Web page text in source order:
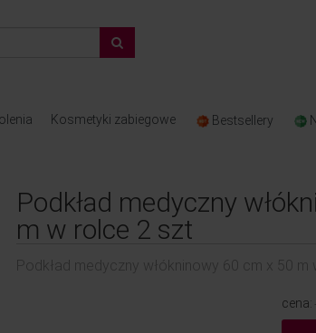
Kosmetyki zabiegowe Bestsellery
Podkład medyczny
m w rolce 2 szt
Podkład medyczny włókninowy 60 cm x 50 m
cena: